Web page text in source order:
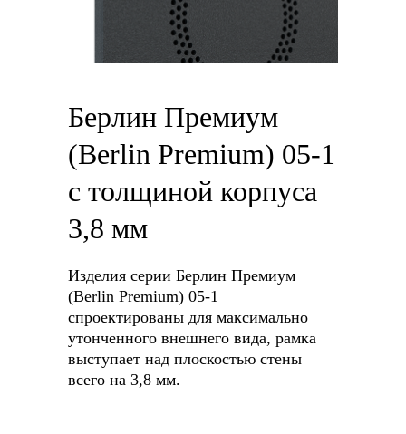
Берлин Премиум
(Berlin Premium) 05-1
с толщиной корпуса
3,8 мм
Изделия серии Берлин Премиум
(Berlin Premium) 05-1
спроектированы для максимально
утонченного внешнего вида, рамка
выступает над плоскостью стены
всего на 3,8 мм.